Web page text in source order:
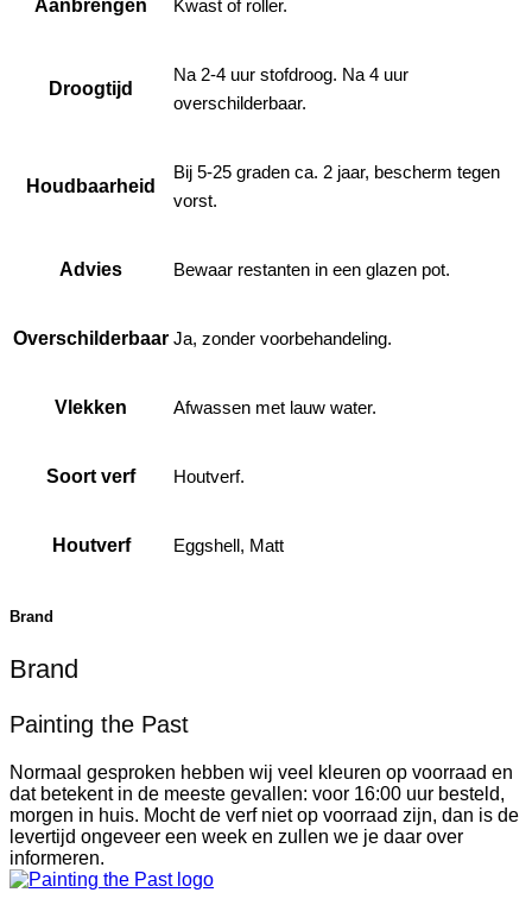
Aanbrengen Kwast of roller.
Droogtijd
Na 2-4 uur stofdroog. Na 4 uur
overschilderbaar.
Houdbaarheid
Bij 5-25 graden ca. 2 jaar, bescherm tegen
vorst.
Advies Bewaar restanten in een glazen pot.
Overschilderbaar Ja, zonder voorbehandeling.
Vlekken Afwassen met lauw water.
Soort verf Houtverf.
Houtverf Eggshell, Matt
Brand
Brand
Painting the Past
Normaal gesproken hebben wij veel kleuren op voorraad en
dat betekent in de meeste gevallen: voor 16:00 uur besteld,
morgen in huis. Mocht de verf niet op voorraad zijn, dan is de
levertijd ongeveer een week en zullen we je daar over
informeren.